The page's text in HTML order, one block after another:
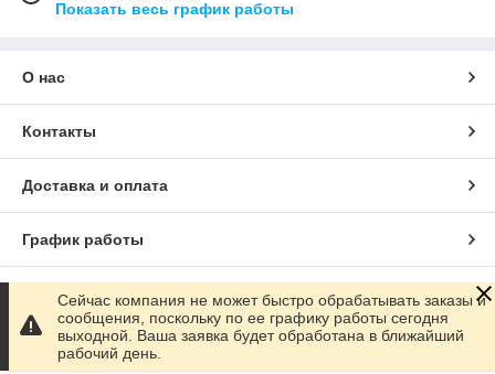
Показать весь график работы
О нас
Контакты
Доставка и оплата
График работы
Полная версия сайта
Сайт создан на маркетплейсе Satu.kz
Сейчас компания не может быстро обрабатывать заказы и
сообщения, поскольку по ее графику работы сегодня
выходной. Ваша заявка будет обработана в ближайший
рабочий день.